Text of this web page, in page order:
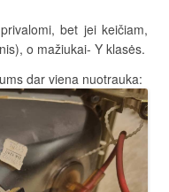
bet jei keičiam,
o mažiukai- Y klasės.
dar viena nuotrauka: